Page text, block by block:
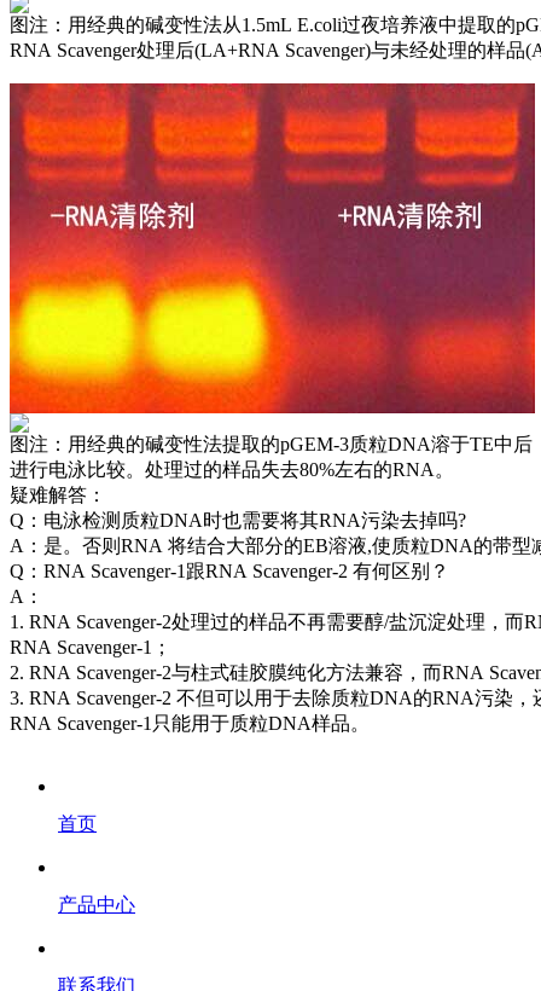
图注：用经典的碱变性法从1.5mL E.coli过夜培养液中提取的
RNA Scavenger处理后(LA+RNA Scavenger)与未经处理的样
图注：用经典的碱变性法提取的pGEM-3质粒DNA溶于TE中后
进行电泳比较。处理过的样品失去80%左右的RNA。
疑难解答：
Q：电泳检测质粒DNA时也需要将其RNA污染去掉吗?
A：是。否则RNA 将结合大部分的EB溶液,使质粒DNA的带型
Q：RNA Scavenger-1跟RNA Scavenger-2 有何区别？
A：
1. RNA Scavenger-2处理过的样品不再需要醇/盐沉淀处理，而
RNA Scavenger-1；
2. RNA Scavenger-2与柱式硅胶膜纯化方法兼容，而RNA
3. RNA Scavenger-2 不但可以用于去除质粒DNA的RNA污染
RNA Scavenger-1只能用于质粒DNA样品。
首页
产品中心
联系我们